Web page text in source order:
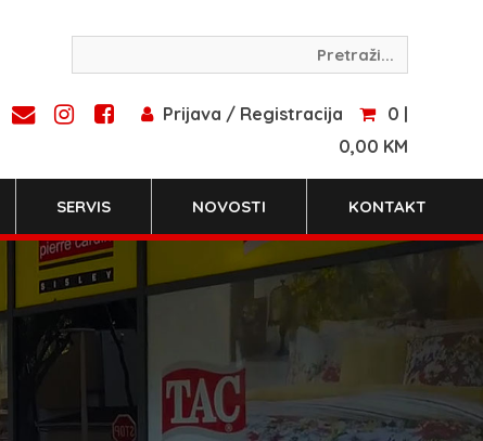
Prijava / Registracija
0 |
0,00 KM
SERVIS NOVOSTI KONTAKT